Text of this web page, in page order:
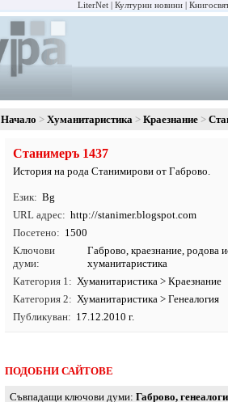
LiterNet Културни новини
Начало Хуманитаристика Краезнание
Станимеръ 1437
История на рода Станимирови от Габрово.
Език
Bg
URL адрес
http://stanimer.blogspot.com
Посетено
1500
Ключови
думи
Габрово, краезнание, родова
хуманитаристика
Категория 1
Хуманитаристика > Краезнание
Категория 2
Хуманитаристика > Генеалогия
Публикуван
17.12.2010 г.
ПОДОБНИ САЙТОВЕ
Съвпадащи ключови думи Габрово,